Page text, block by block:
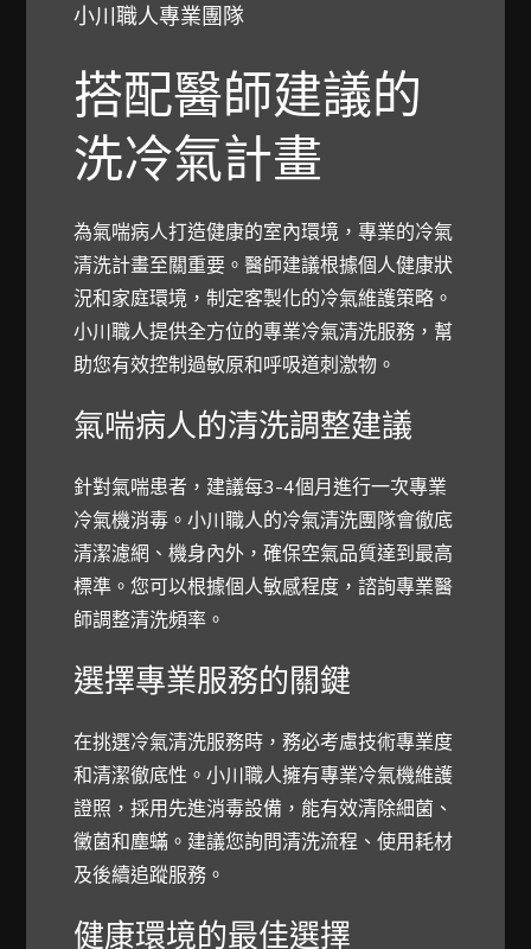
小川職人專業團隊
搭配醫師建議的
洗冷氣計畫
為氣喘病人打造健康的室內環境，專業的冷氣
清洗計畫至關重要。醫師建議根據個人健康狀
況和家庭環境，制定客製化的冷氣維護策略。
小川職人提供全方位的專業冷氣清洗服務，幫
助您有效控制過敏原和呼吸道刺激物。
氣喘病人的清洗調整建議
針對氣喘患者，建議每3-4個月進行一次專業
冷氣機消毒。小川職人的冷氣清洗團隊會徹底
清潔濾網、機身內外，確保空氣品質達到最高
標準。您可以根據個人敏感程度，諮詢專業醫
師調整清洗頻率。
選擇專業服務的關鍵
在挑選冷氣清洗服務時，務必考慮技術專業度
和清潔徹底性。小川職人擁有專業冷氣機維護
證照，採用先進消毒設備，能有效清除細菌、
黴菌和塵蟎。建議您詢問清洗流程、使用耗材
及後續追蹤服務。
健康環境的最佳選擇